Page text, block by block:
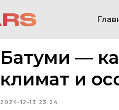
Батуми —
климат и
2024-12-13 23:24